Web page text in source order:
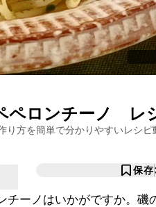
ペロンチーノ レ
り方を簡単で分かりやすいレシピ
保存
チーノはいかがですか。磯